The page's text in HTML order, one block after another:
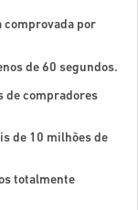
comprovada por
de 60 segundos.
de compradores
de 10 milhões de
totalmente